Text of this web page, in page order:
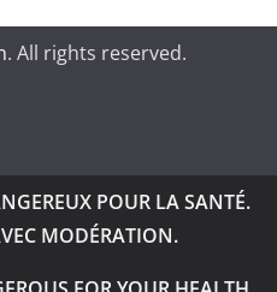
. All rights reserved.
POUR LA SANTÉ.
MODÉRATION.